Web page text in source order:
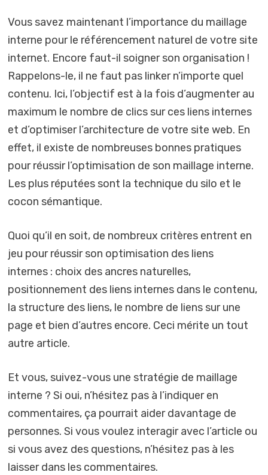
Vous savez maintenant l’importance du maillage
interne pour le référencement naturel de votre site
internet. Encore faut-il soigner son organisation !
Rappelons-le, il ne faut pas linker n’importe quel
contenu. Ici, l’objectif est à la fois d’augmenter au
maximum le nombre de clics sur ces liens internes
et d’optimiser l’architecture de votre site web. En
effet, il existe de nombreuses bonnes pratiques
pour réussir l’optimisation de son maillage interne.
Les plus réputées sont la technique du silo et le
cocon sémantique.
Quoi qu’il en soit, de nombreux critères entrent en
jeu pour réussir son optimisation des liens
internes : choix des ancres naturelles,
positionnement des liens internes dans le contenu,
la structure des liens, le nombre de liens sur une
page et bien d’autres encore. Ceci mérite un tout
autre article.
Et vous, suivez-vous une stratégie de maillage
interne ? Si oui, n’hésitez pas à l’indiquer en
commentaires, ça pourrait aider davantage de
personnes. Si vous voulez interagir avec l’article ou
si vous avez des questions, n’hésitez pas à les
laisser dans les commentaires.